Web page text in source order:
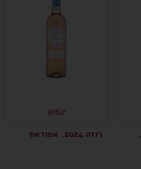
בוז'ולה וילאז' 2024,
₪62
רוזה 2024, אמוראס